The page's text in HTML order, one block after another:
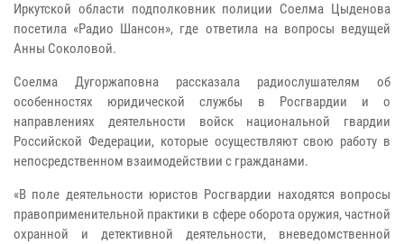
Иркутской области подполковник полиции Соелма Цыденова
посетила «Радио Шансон», где ответила на вопросы ведущей
Анны Соколовой.
Соелма Дугоржаповна рассказала радиослушателям об
особенностях юридической службы в Росгвардии и о
направлениях деятельности войск национальной гвардии
Российской Федерации, которые осуществляют свою работу в
непосредственном взаимодействии с гражданами.
«В поле деятельности юристов Росгвардии находятся вопросы
правоприменительной практики в сфере оборота оружия, частной
охранной и детективной деятельности, вневедомственной